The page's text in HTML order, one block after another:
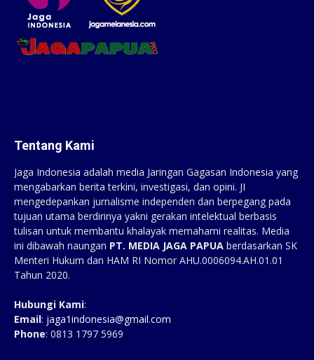
Tentang Kami
Jaga Indonesia adalah media Jaringan Gagasan Indonesia yang
mengabarkan berita terkini, investigasi, dan opini. JI
mengedepankan jurnalisme independen dan berpegang pada
tujuan utama berdirinya yakni gerakan intelektual berbasis
tulisan untuk membantu khalayak memahami realitas. Media
ini dibawah naungan PT. MEDIA JAGA PAPUA berdasarkan SK
Menteri Hukum dan HAM RI Nomor AHU.0006094.AH.01.01
Tahun 2020.
Hubungi Kami:
Email: jaga1indonesia@gmail.com
Phone: 0813 1797 5969